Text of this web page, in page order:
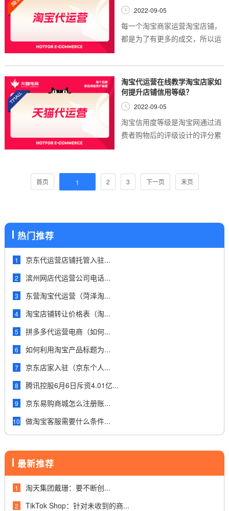
2022-09-05
每一个淘宝商家运营淘宝店铺，
都是为了有更多的成交，所以运
率的技巧，而影响店铺宝贝的转
化率的因素有很多，比如宝贝的
属性、标签、分...
淘宝代运营在线教学淘宝店家如
何提升店铺信用等级？
2022-09-05
淘宝信用度等级是淘宝网通过消
费者购物后的评级设计的评分累
评不加不减，差评扣除1分。如
果分值在0-250区间，...
首页 1 2 3 下一页 末页
热门推荐
1 京东代运营店铺托管入驻...
2 滨州网店代运营公司电话...
3 东营淘宝代运营（菏泽淘...
4 淘宝店铺转让价格表（淘...
5 拼多多代运营电商（如何...
6 如何利用淘宝产品标题为...
7 京东店家入驻（京东个人...
8 腾讯控股6月6日斥资4.01亿...
9 京东易购商城怎么注册账...
10 做淘宝客服需要什么条件...
最新推荐
1 淘天集团戴珊：要不断创...
2 TikTok Shop：针对未收到的商...